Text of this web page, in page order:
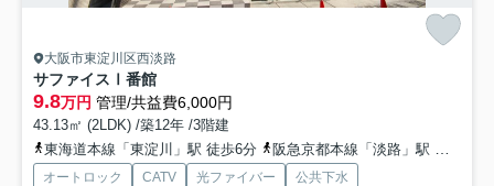
大阪市東淀川区西淡路
サファイスⅠ番館
9.8万円 管理/共益費6,000円
43.13㎡ (2LDK) /築12年 /3階建
東海道本線「東淀川」駅 徒歩6分
阪急京都本線「淡路」駅 徒歩10分
オートロック CATV 光ファイバー 公共下水